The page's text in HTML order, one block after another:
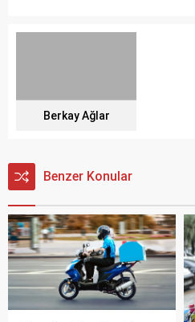
Berkay Ağlar
Benzer Konular